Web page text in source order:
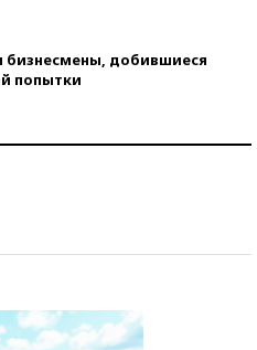
бизнесмены, добившиеся
попытки